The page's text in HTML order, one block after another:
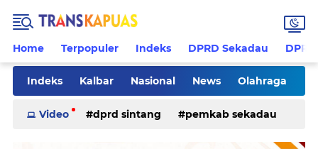
Home Terpopuler Indeks DPRD Sekadau
Indeks Kalbar Nasional News Olahraga
Pilkades Rohani Sanggau Sekadau
kriminal
Video dprd sintang pemkab sekadau